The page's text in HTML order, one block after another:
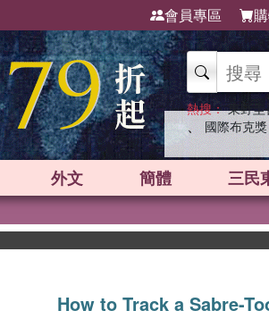
會員專區
熱搜： 東野圭
、 國際布克
外文 簡體 三民
How to Track a Sabre-